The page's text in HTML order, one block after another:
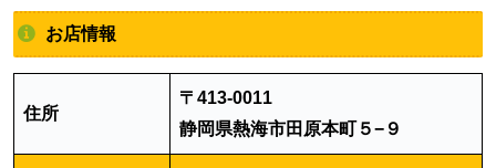
お店情報
住所
〒413-0011
静岡県熱海市田原本町５−９